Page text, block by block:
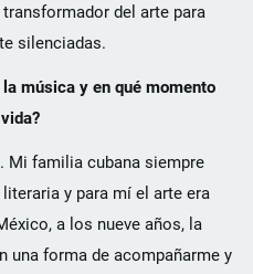
del arte para
silenciadas.
música y en qué momento
familia cubana siempre
y para mí el arte era
a los nueve años, la
una forma de acompañarme y